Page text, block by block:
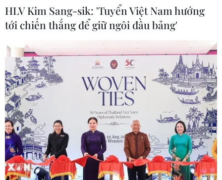
Giới chủ ngành đường sắt Anh nỗ lực
chấm dứt đình công
14/04/2023 14:55
Lãnh đạo các công ty đường sắt tại Anh đã đưa ra một
số đề xuất mới cho nhân viên nhằm chấm dứt đình
HLV Kim Sang-sik: 'Tuyển Việt Nam hướng
tới chiến thắng để giữ ngôi đầu bảng'